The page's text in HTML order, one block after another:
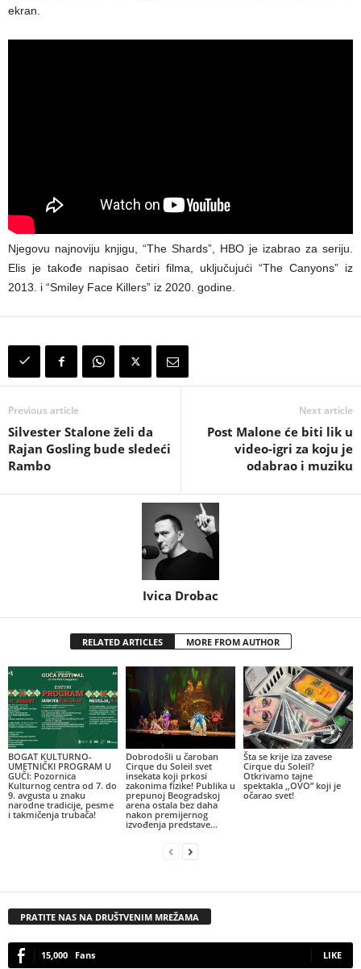
ekran.
Njegovu najnoviju knjigu, “The Shards”, HBO je izabrao za seriju.
Elis je takođe napisao četiri filma, uključujući “The Canyons” iz
2013. i “Smiley Face Killers” iz 2020. godine.
Previous article
Silvester Stalone želi da
Rajan Gosling bude sledeći
Rambo
Next article
Post Malone će biti lik u
video-igri za koju je
odabrao i muziku
Ivica Drobac
RELATED ARTICLES MORE FROM AUTHOR
BOGAT KULTURNO-
UMETNIČKI PROGRAM U
GUČI: Pozornica
Kulturnog centra od 7. do
9. avgusta u znaku
narodne tradicije, pesme
i takmičenja trubača!
Dobrodošli u čaroban
Cirque du Soleil svet
insekata koji prkosi
zakonima fizike! Publika u
prepunoj Beogradskoj
arena ostala bez daha
nakon premijernog
izvođenja predstave...
Šta se krije iza zavese
Cirque du Soleil?
Otkrivamo tajne
spektakla ,,OVO” koji je
očarao svet!
PRATITE NAS NA DRUŠTVENIM MREŽAMA
15,000 Fans LIKE